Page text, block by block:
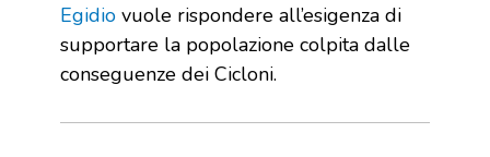
Egidio vuole rispondere all’esigenza di
supportare la popolazione colpita dalle
conseguenze dei Cicloni.